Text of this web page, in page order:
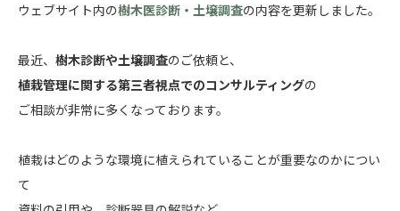
ウェブサイト内の樹木医診断・土壌調査の内容を更新しました。
最近、 樹木診断や土壌調査のご依頼と、
植栽管理に関する第三者視点でのコンサルティングの
ご相談が非常に多くなっております。
植栽はどのような環境に植えられていることが重要なのかについ
て